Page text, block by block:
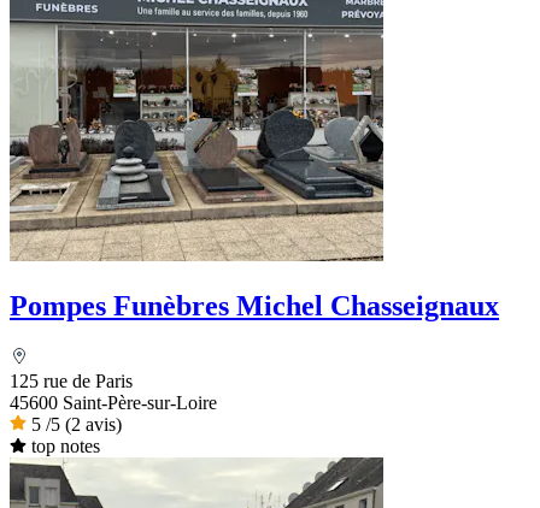
Pompes Funèbres Michel Chasseignaux
125 rue de Paris
45600 Saint-Père-sur-Loire
5 /5 (2 avis)
top notes